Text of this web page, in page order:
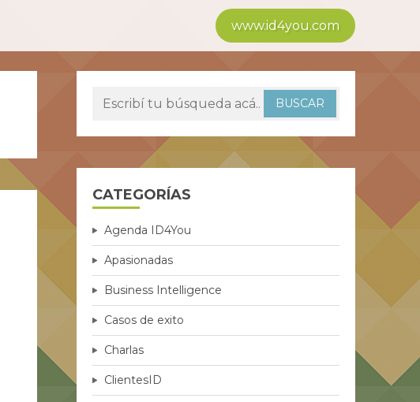
www.id4you.com
CATEGORÍAS
Agenda ID4You
Apasionadas
Business Intelligence
Casos de exito
Charlas
ClientesID